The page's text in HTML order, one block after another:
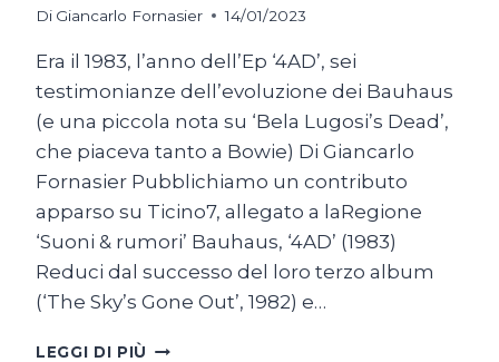
Di Giancarlo Fornasier 14/01/2023
Era il 1983, l’anno dell’Ep ‘4AD’, sei
testimonianze dell’evoluzione dei Bauhaus
(e una piccola nota su ‘Bela Lugosi’s Dead’,
che piaceva tanto a Bowie) Di Giancarlo
Fornasier Pubblichiamo un contributo
apparso su Ticino7, allegato a laRegione
‘Suoni & rumori’ Bauhaus, ‘4AD’ (1983)
Reduci dal successo del loro terzo album
(‘The Sky’s Gone Out’, 1982) e…
LEGGI DI PIÙ CHE